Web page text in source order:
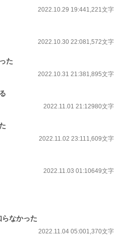
2022.10.29 19:441,221文字
2022.10.30 22:081,572文字
た
2022.10.31 21:381,895文字
2022.11.01 21:12980文字
2022.11.02 23:111,609文字
2022.11.03 01:10649文字
なかった
2022.11.04 05:001,370文字